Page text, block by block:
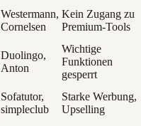
Westermann,
Cornelsen
Kein Zugang zu
Premium-Tools
Duolingo,
Anton
Wichtige
Funktionen
gesperrt
Sofatutor,
simpleclub
Starke Werbung,
Upselling